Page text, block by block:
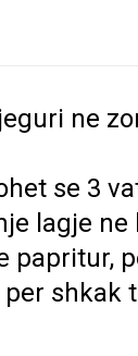
ne
se 3
lagje ne
papritur,
shkak